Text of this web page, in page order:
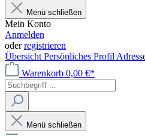
Menü schließen
Mein Konto
Anmelden
oderregistrieren
Übersicht Persönliches Profil
Warenkorb 0,00 €*
Menü schließen